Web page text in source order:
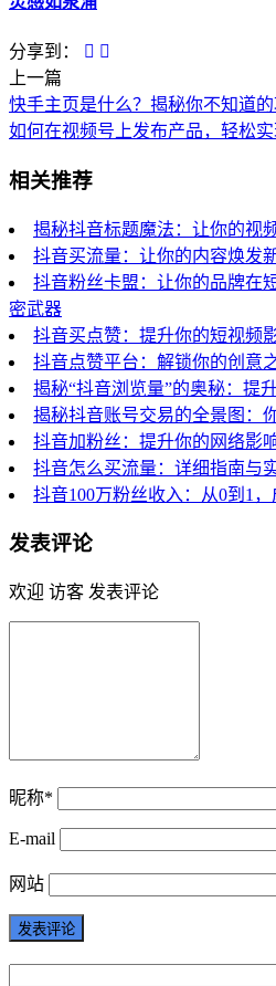
分享到：
上一篇
快手主页是什么？揭秘你不知道
如何在视频号上发布产品，轻松
相关推荐
揭秘抖音标题魔法：让你的视
抖音买流量：让你的内容焕发
抖音粉丝卡盟：让你的品牌在
密武器
抖音买点赞：提升你的短视频
抖音点赞平台：解锁你的创意
揭秘“抖音浏览量”的奥秘：提
揭秘抖音账号交易的全景图：
抖音加粉丝：提升你的网络影
抖音怎么买流量：详细指南与
抖音100万粉丝收入：从0到1
发表评论
欢迎 访客 发表评论
昵称*
E-mail
网站